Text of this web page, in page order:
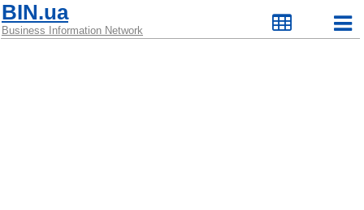
BIN.ua
Business Information Network